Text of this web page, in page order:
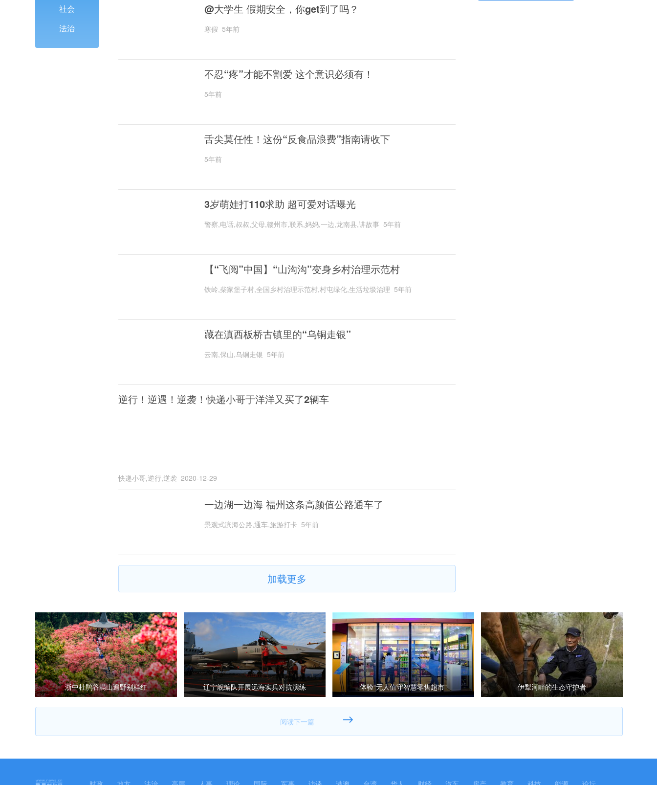
社会
法治
@大学生 假期安全，你get到了吗？
寒假 5年前
不忍“疼”才能不割爱 这个意识必须有！
5年前
舌尖莫任性！这份“反食品浪费”指南请收下
5年前
3岁萌娃打110求助 超可爱对话曝光
警察,电话,叔叔,父母,赣州市,联系,妈妈,一边,龙南县,讲故事 5年前
【“飞阅”中国】“山沟沟”变身乡村治理示范村
铁岭,柴家堡子村,全国乡村治理示范村,村屯绿化,生活垃圾治理 5年前
藏在滇西板桥古镇里的“乌铜走银”
云南,保山,乌铜走银 5年前
逆行！逆遇！逆袭！快递小哥于洋洋又买了2辆车
快递小哥,逆行,逆袭 2020-12-29
一边湖一边海 福州这条高颜值公路通车了
景观式滨海公路,通车,旅游打卡 5年前
加载更多
浙中杜鹃谷满山遍野别样红 辽宁舰编队开展远海实兵对抗演练 体验“无人值守智慧零售超市” 伊犁河畔的生态守护者